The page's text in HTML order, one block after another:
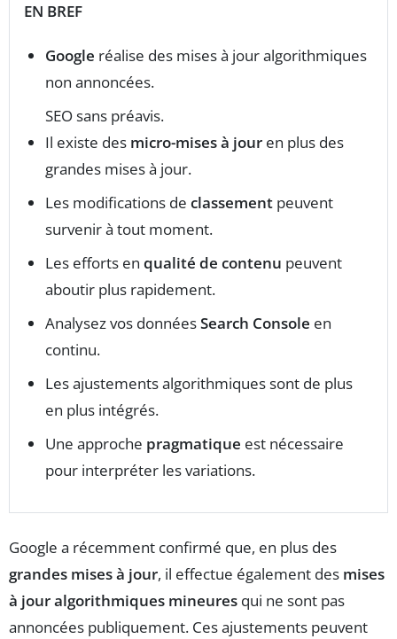
EN BREF
Google réalise des mises à jour algorithmiques
non annoncées.
SEO sans préavis.
Il existe des micro-mises à jour en plus des
grandes mises à jour.
Les modifications de classement peuvent
survenir à tout moment.
Les efforts en qualité de contenu peuvent
aboutir plus rapidement.
Analysez vos donnéesSearch Console en
continu.
Les ajustements algorithmiques sont de plus
en plus intégrés.
Une approche pragmatique est nécessaire
pour interpréter les variations.
Google a récemment confirmé que, en plus des
grandes mises à jour, il effectue également des mises
à jour algorithmiques mineures qui ne sont pas
annoncées publiquement. Ces ajustements peuvent